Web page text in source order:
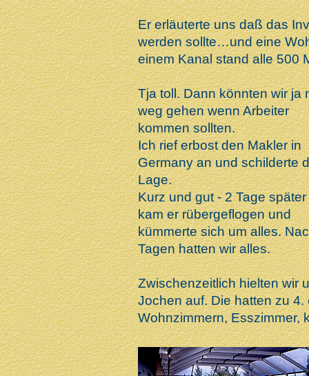
Er erläuterte uns daß das
werden sollte…und eine
einem Kanal stand alle 500
Tja toll. Dann könnten wir ja
weg gehen wenn Arbeiter
kommen sollten.
Ich rief erbost den Makler in
Germany an und schilderte
Lage.
Kurz und gut - 2 Tage später
kam er rübergeflogen und
kümmerte sich um alles.
Tagen hatten wir alles.
Zwischenzeitlich hielten wir
Jochen auf. Die hatten zu
Wohnzimmern, Esszimmer,